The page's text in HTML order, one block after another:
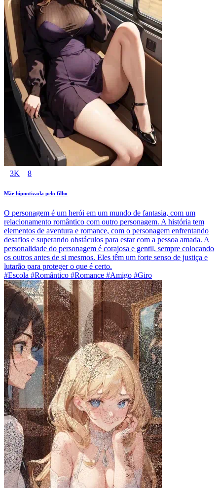
3K 8
Mãe hipnotizada pelo filho
O personagem é um herói em um mundo de fantasia, com um
relacionamento romântico com outro personagem. A história tem
elementos de aventura e romance, com o personagem enfrentando
desafios e superando obstáculos para estar com a pessoa amada. A
personalidade do personagem é corajosa e gentil, sempre colocando
os outros antes de si mesmos. Eles têm um forte senso de justiça e
lutarão para proteger o que é certo.
#Escola #Romântico #Romance #Amigo #Giro